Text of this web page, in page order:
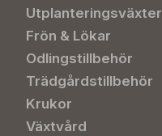
Utplanteringsväxter
Frön & Lökar
Odlingstillbehör
Trädgårdstillbehör
Krukor
Växtvård